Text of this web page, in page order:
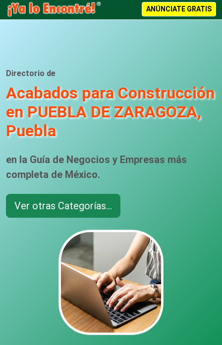
ANÚNCIATE GRATIS
Directorio de
Acabados para Construcción
en PUEBLA DE ZARAGOZA,
Puebla
en la Guía de Negocios y Empresas más
completa de México.
Ver otras Categorías...